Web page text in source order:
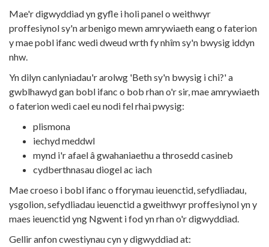
Mae'r digwyddiad yn gyfle i holi panel o weithwyr
proffesiynol sy'n arbenigo mewn amrywiaeth eang o faterion
y mae pobl ifanc wedi dweud wrth fy nhîm sy'n bwysig iddyn
nhw.
Yn dilyn canlyniadau'r arolwg 'Beth sy'n bwysig i chi?' a
gwblhawyd gan bobl ifanc o bob rhan o'r sir, mae amrywiaeth
o faterion wedi cael eu nodi fel rhai pwysig:
plismona
iechyd meddwl
mynd i'r afael â gwahaniaethu a throsedd casineb
cydberthnasau diogel ac iach
Mae croeso i bobl ifanc o fforymau ieuenctid, sefydliadau,
ysgolion, sefydliadau ieuenctid a gweithwyr proffesiynol yn y
maes ieuenctid yng Ngwent i fod yn rhan o'r digwyddiad.
Gellir anfon cwestiynau cyn y digwyddiad at: